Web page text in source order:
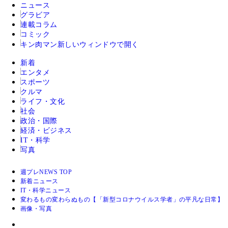
ニュース
グラビア
連載コラム
コミック
キン肉マン 新しいウィンドウで開く
新着
エンタメ
スポーツ
クルマ
ライフ・文化
社会
政治・国際
経済・ビジネス
IT・科学
写真
週プレNEWS TOP
新着ニュース
IT・科学ニュース
変わるもの変わらぬもの【「新型コロナウイルス学者」の平凡な日常】
画像・写真